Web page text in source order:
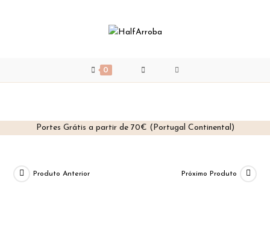
Portes Grátis a partir de 70€ (Portugal Continental)
content
0
Produto Anterior Próximo Produto